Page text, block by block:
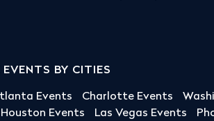
EVENTS BY CITIES
Events Charlotte Events
Houston Events Las Vegas Events